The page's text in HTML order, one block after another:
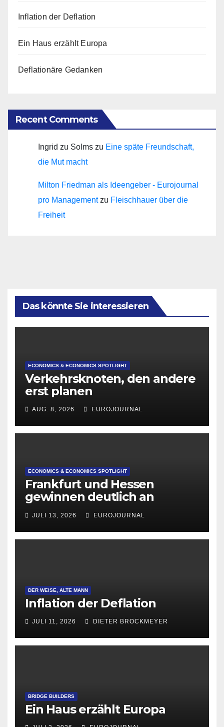
Inflation der Deflation
Ein Haus erzählt Europa
Deflationäre Gedanken
Recent Comments
Ingrid zu Solms zu Eine späte Freundschaft,
die Mut macht
Milton Friedman als Ideengeber - Eurojournal
pro Managementzu Fleischhauer über die
Freiheit
Das könnte Sie interessieren
ECONOMICS & ECONOMICS SPOTLIGHT
Verkehrsknoten, den andere
erst planen
AUG. 8, 2026 EUROJOURNAL
ECONOMICS & ECONOMICS SPOTLIGHT
Frankfurt und Hessen
gewinnen deutlich an
Attraktivität für Startup-
Gründungen
JULI 13, 2026 EUROJOURNAL
DER WEISE, ALTE MANN
Inflation der Deflation
JULI 11, 2026 DIETER BROCKMEYER
BRIDGE BUILDERS
Ein Haus erzählt Europa